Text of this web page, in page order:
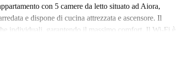
con 5 camere da letto situato ad Aiora,
e dispone di cucina attrezzata e ascensore. Il
individuali, garantendo il massimo comfort. Il Wi-Fi è
a garanzia di qualità e affidabilità.
e attrazioni. Nelle vicinanze troverai monumenti